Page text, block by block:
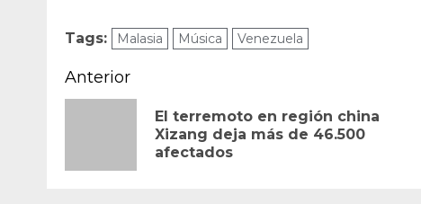
Tags: Malasia Música Venezuela
Navegación
entradas
Anterior
El terremoto en región china
Xizang deja más de 46.500
afectados